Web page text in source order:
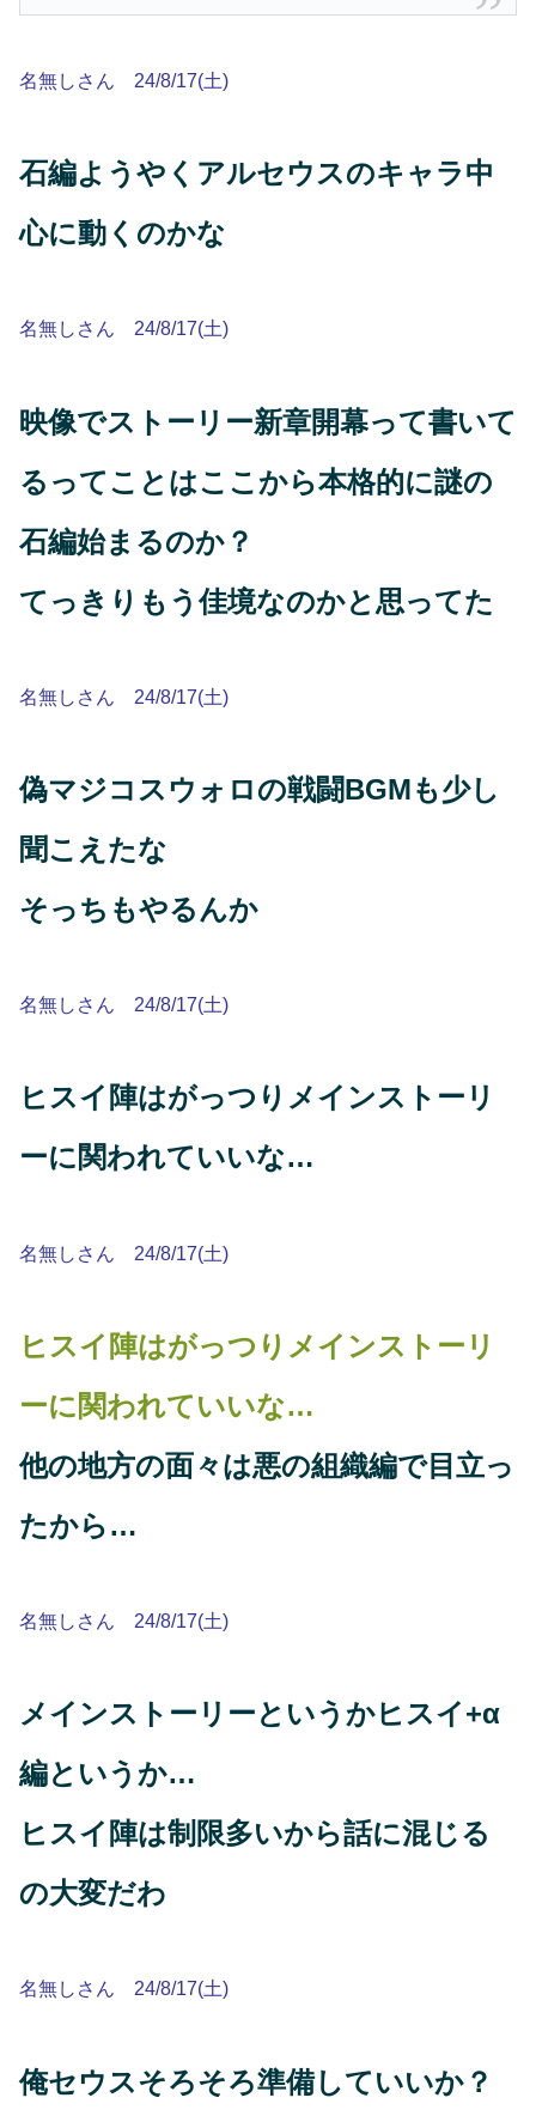
名無しさん 24/8/17(土)
石編ようやくアルセウスのキャラ中
心に動くのかな
名無しさん 24/8/17(土)
映像でストーリー新章開幕って書いて
るってことはここから本格的に謎の
石編始まるのか？
てっきりもう佳境なのかと思ってた
名無しさん 24/8/17(土)
偽マジコスウォロの戦闘BGMも少し
聞こえたな
そっちもやるんか
名無しさん 24/8/17(土)
ヒスイ陣はがっつりメインストーリ
ーに関われていいな…
名無しさん 24/8/17(土)
ヒスイ陣はがっつりメインストーリ
ーに関われていいな…
他の地方の面々は悪の組織編で目立っ
たから…
名無しさん 24/8/17(土)
メインストーリーというかヒスイ+α
編というか…
ヒスイ陣は制限多いから話に混じる
の大変だわ
名無しさん 24/8/17(土)
俺セウスそろそろ準備していいか？